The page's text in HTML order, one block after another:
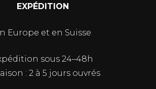
EXPÉDITION
Europe et en Suisse
sous 24–48h
: 2 à 5 jours ouvrés